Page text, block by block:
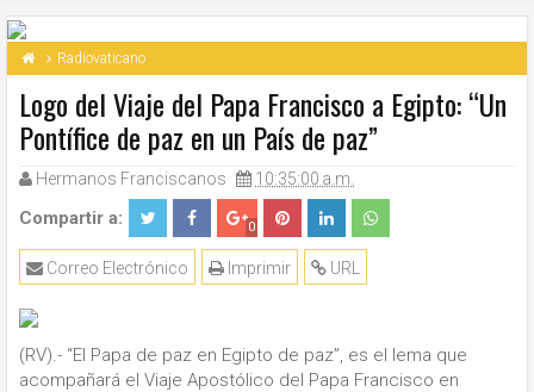
Radiovaticano
Logo del Viaje del Papa Francisco a Egipto: “Un
Pontífice de paz en un País de paz”
Hermanos Franciscanos 10:35:00 a.m.
Compartir a: 0
URL
Imprimir
Correo Electrónico
(RV).- “El Papa de paz en Egipto de paz”, es el lema que
acompañará el Viaje Apostólico del Papa Francisco en